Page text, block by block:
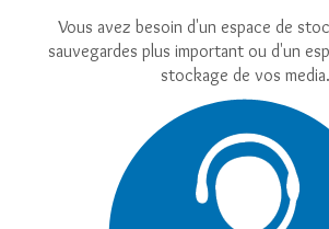
Vous avez besoin d'un espace de
sauvegardes plus important ou d'un
stockage de vos media.